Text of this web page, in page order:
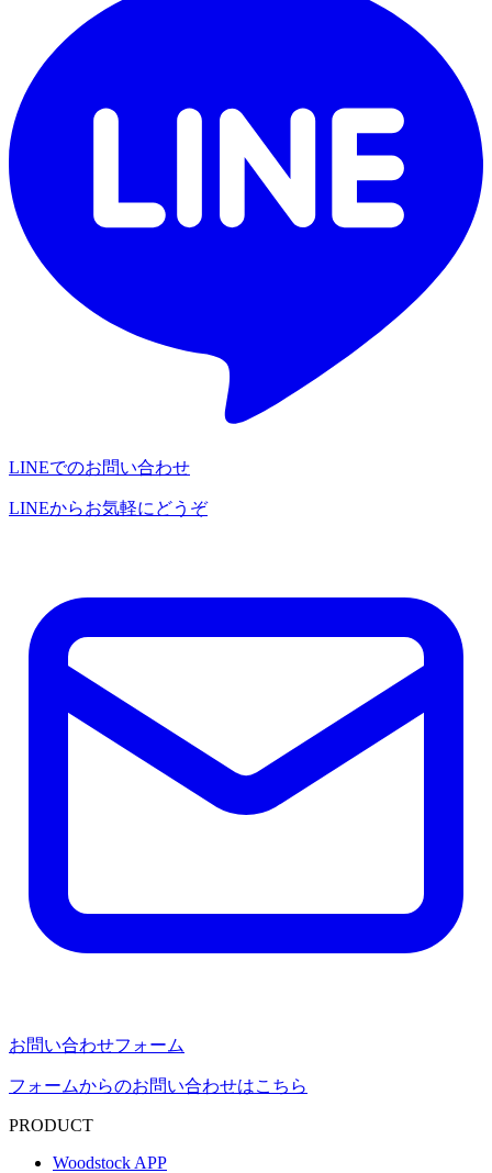
LINEでのお問い合わせ
LINEからお気軽にどうぞ
お問い合わせフォーム
フォームからのお問い合わせはこちら
PRODUCT
Woodstock APP